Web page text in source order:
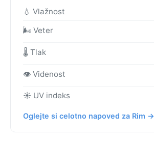
💧 Vlažnost
🌬️ Veter
🌡️ Tlak
👁️ Videnost
☀️ UV indeks
Oglejte si celotno napoved za Rim →